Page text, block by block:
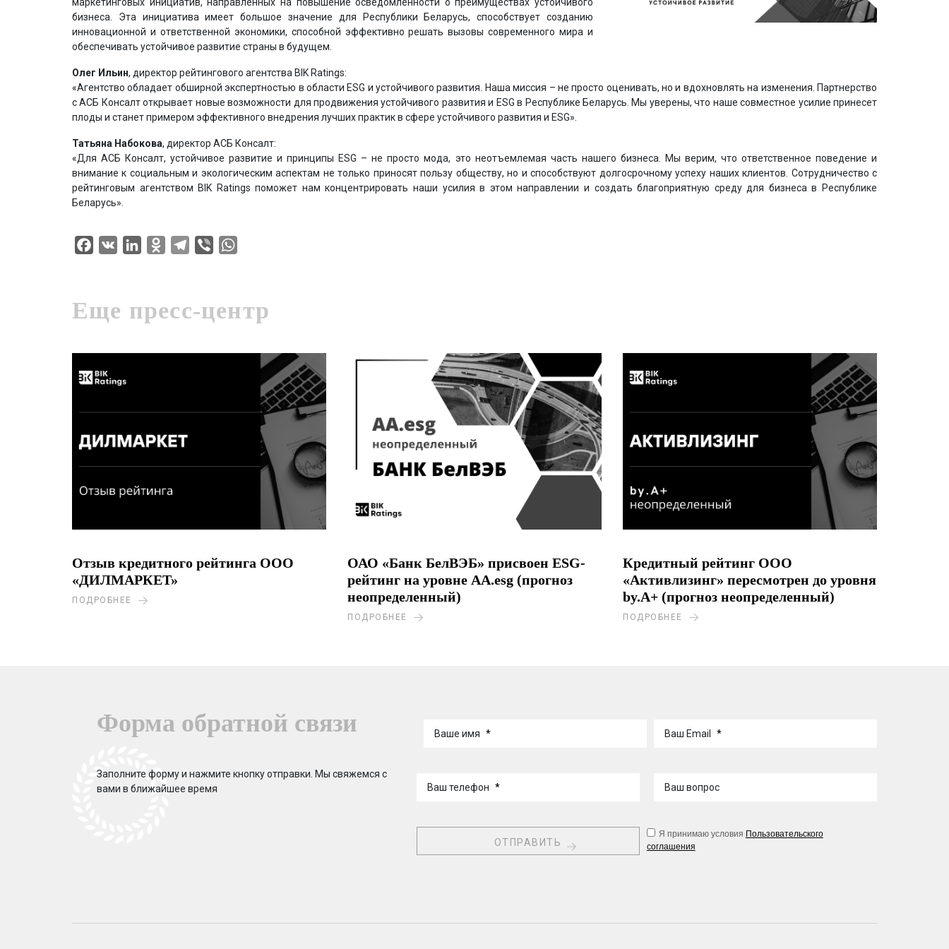
бизнеса. Эта инициатива имеет большое значение для Республики Беларусь, способствует созданию
инновационной и ответственной экономики, способной эффективно решать вызовы современного мира и
обеспечивать устойчивое развитие страны в будущем.
Олег Ильин, директор рейтингового агентства BIK Ratings:
«Агентство обладает обширной экспертностью в области ESG и устойчивого развития. Наша миссия – не просто оценивать, но и вдохновлять на изменения. Партнерство
с АСБ Консалт открывает новые возможности для продвижения устойчивого развития и ESG в Республике Беларусь. Мы уверены, что наше совместное усилие принесет
плоды и станет примером эффективного внедрения лучших практик в сфере устойчивого развития и ESG».
Татьяна Набокова, директор АСБ Консалт:
«Для АСБ Консалт, устойчивое развитие и принципы ESG – не просто мода, это неотъемлемая часть нашего бизнеса. Мы верим, что ответственное поведение и
внимание к социальным и экологическим аспектам не только приносят пользу обществу, но и способствуют долгосрочному успеху наших клиентов. Сотрудничество с
рейтинговым агентством BIK Ratings поможет нам концентрировать наши усилия в этом направлении и создать благоприятную среду для бизнеса в Республике
Беларусь».
Facebook
VK LinkedInOdnoklassniki
Telegram
Viber
Еще пресс-центр
Отзыв кредитного рейтинга ООО
«ДИЛМАРКЕТ»
ПОДРОБНЕЕ
ОАО «Банк БелВЭБ» присвоен ESG-
рейтинг на уровне AA.esg (прогноз
неопределенный)
ПОДРОБНЕЕ
Кредитный рейтинг ООО
«Активлизинг» пересмотрен до уровня
by.A+ (прогноз неопределенный)
ПОДРОБНЕЕ
Форма обратной связи
Заполните форму и нажмите кнопку отправки. Мы свяжемся с
вами в ближайшее время
Ваше имя * Ваш Email *
Ваш телефон * Ваш вопрос
Я принимаю условия Пользовательского
соглашения